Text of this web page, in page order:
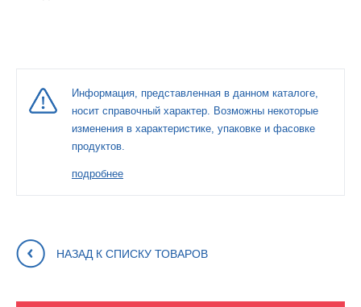
Информация, представленная в данном каталоге,
носит справочный характер. Возможны некоторые
изменения в характеристике, упаковке и фасовке
продуктов.
подробнее
НАЗАД К СПИСКУ ТОВАРОВ